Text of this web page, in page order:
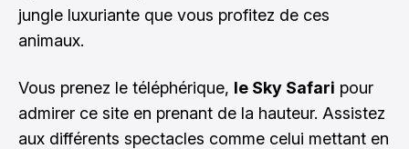
jungle luxuriante que vous profitez de ces
animaux.
Vous prenez le téléphérique, le Sky Safari pour
admirer ce site en prenant de la hauteur. Assistez
aux différents spectacles comme celui mettant en